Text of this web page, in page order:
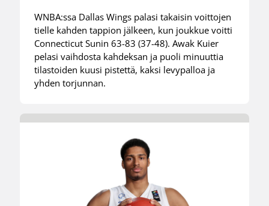
WNBA:ssa Dallas Wings palasi takaisin voittojen
tielle kahden tappion jälkeen, kun joukkue voitti
Connecticut Sunin 63-83 (37-48). Awak Kuier
pelasi vaihdosta kahdeksan ja puoli minuuttia
tilastoiden kuusi pistettä, kaksi levypalloa ja
yhden torjunnan.